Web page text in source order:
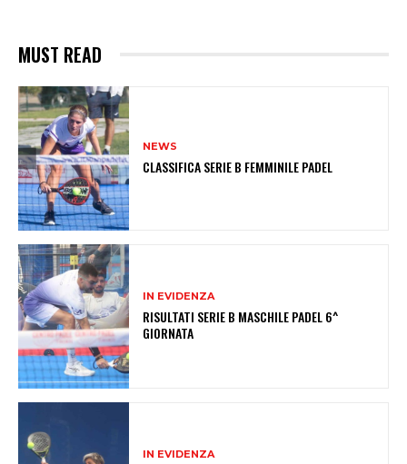
MUST READ
NEWS
CLASSIFICA SERIE B FEMMINILE PADEL
IN EVIDENZA
RISULTATI SERIE B MASCHILE PADEL 6^
GIORNATA
IN EVIDENZA